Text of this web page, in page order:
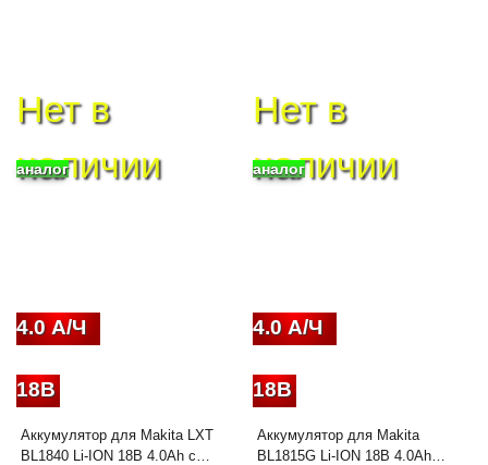
Нет в
наличии
аналог
4.0 А/Ч
18В
Аккумулятор для Makita LXT
BL1840 Li-ION 18В 4.0Ah с
Нет в
наличии
аналог
4.0 А/Ч
18В
Аккумулятор для Makita
BL1815G Li-ION 18В 4.0Ah